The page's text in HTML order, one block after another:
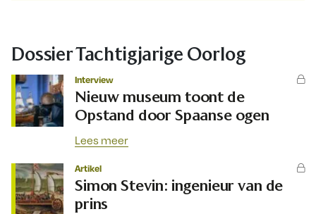
Dossier Tachtigjarige Oorlog
Interview
Nieuw museum toont de
Opstand door Spaanse ogen
Lees meer
Artikel
Simon Stevin: ingenieur van de
prins